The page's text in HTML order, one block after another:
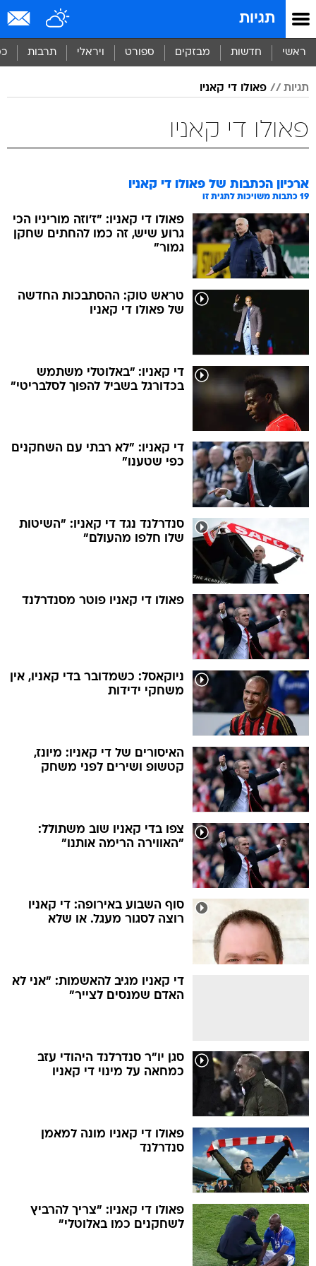
תגיות
ראשי חדשות מבזקים ספורט ויראלי תרבות
תגיות פאולו די קאניו
פאולו די קאניו
ארכיון הכתבות של פאולו די קאניו
19 כתבות משויכות לתגית זו
פאולו די קאניו: "ז'וזה מוריניו הכי
גרוע שיש, זה כמו להחתים שחקן
גמור"
טראש טוק: ההסתבכות החדשה
של פאולו די קאניו
די קאניו: "באלוטלי משתמש
בכדורגל בשביל להפוך לסלבריטי"
די קאניו: "לא רבתי עם השחקנים
כפי שטענו"
סנדרלנד נגד די קאניו: "השיטות
שלו חלפו מהעולם"
פאולו די קאניו פוטר מסנדרלנד
ניוקאסל: כשמדובר בדי קאניו, אין
משחקי ידידות
האיסורים של די קאניו: מיונז,
קטשופ ושירים לפני משחק
צפו בדי קאניו שוב משתולל:
"האווירה הרימה אותנו"
סוף השבוע באירופה: די קאניו
רוצה לסגור מעגל. או שלא
די קאניו מגיב להאשמות: "אני לא
האדם שמנסים לצייר"
סגן יו"ר סנדרלנד היהודי עזב
כמחאה על מינוי די קאניו
פאולו די קאניו מונה למאמן
סנדרלנד
פאולו די קאניו: "צריך להרביץ
לשחקנים כמו באלוטלי"